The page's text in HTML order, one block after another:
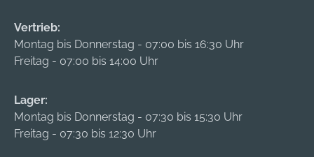
Vertrieb:
Montag bis Donnerstag - 07:00 bis 16:30 Uhr
Freitag - 07:00 bis 14:00 Uhr
Lager:
Montag bis Donnerstag - 07:30 bis 15:30 Uhr
Freitag - 07:30 bis 12:30 Uhr